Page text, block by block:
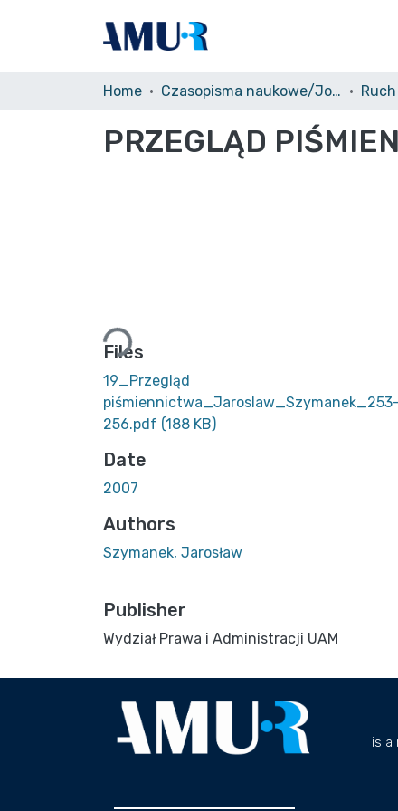
Home Czasopisma naukowe/Journals
PRZEGLĄD
Loading...
Files
19_Przegląd
piśmiennictwa_Jaroslaw_Szymanek_253-
256.pdf (188 KB)
Date
2007
Authors
Szymanek, Jarosław
Publisher
Wydział Prawa i Administracji UAM
is a